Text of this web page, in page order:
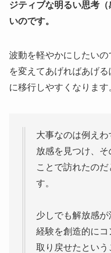
ジティブな明るい思考
いのです。
波動を軽やかにしたい
を変えてあげればあげ
に移行しやすくなります
大事なのは例え
放感を見つけ、
ことで訪れたの
す。
少しでも解放感
経験を創造的に
取り戻せたとい